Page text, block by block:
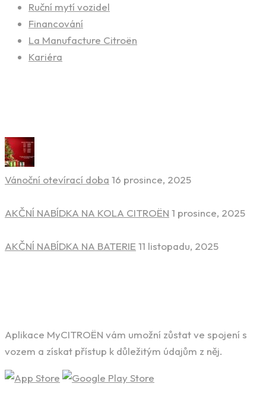
Ruční mytí vozidel
Financování
La Manufacture Citroën
Kariéra
Vánoční otevírací doba 16 prosince, 2025
AKČNÍ NABÍDKA NA KOLA CITROËN 1 prosince, 2025
AKČNÍ NABÍDKA NA BATERIE 11 listopadu, 2025
Aplikace MyCITROËN vám umožní zůstat ve spojení s
vozem a získat přístup k důležitým údajům z něj.